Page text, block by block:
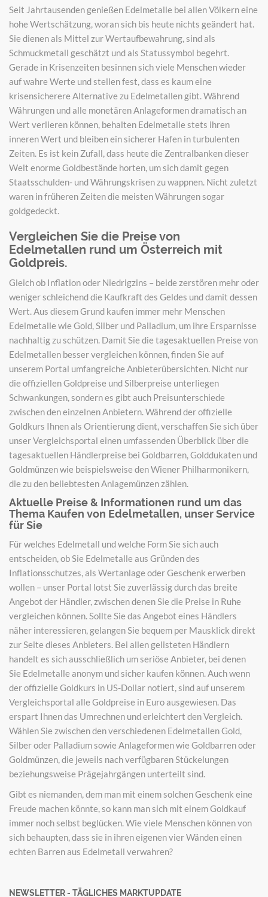
Seit Jahrtausenden genießen Edelmetalle bei allen Völkern eine
hohe Wertschätzung, woran sich bis heute nichts geändert hat.
Sie dienen als Mittel zur Wertaufbewahrung, sind als
Schmuckmetall geschätzt und als Statussymbol begehrt.
Gerade in Krisenzeiten besinnen sich viele Menschen wieder
auf wahre Werte und stellen fest, dass es kaum eine
krisensicherere Alternative zu Edelmetallen gibt. Während
Währungen und alle monetären Anlageformen dramatisch an
Wert verlieren können, behalten Edelmetalle stets ihren
inneren Wert und bleiben ein sicherer Hafen in turbulenten
Zeiten. Es ist kein Zufall, dass heute die Zentralbanken dieser
Welt enorme Goldbestände horten, um sich damit gegen
Staatsschulden- und Währungskrisen zu wappnen. Nicht zuletzt
waren in früheren Zeiten die meisten Währungen sogar
goldgedeckt.
Vergleichen Sie die Preise von
Edelmetallen rund um Österreich mit
Goldpreis.
Gleich ob Inflation oder Niedrigzins – beide zerstören mehr oder
weniger schleichend die Kaufkraft des Geldes und damit dessen
Wert. Aus diesem Grund kaufen immer mehr Menschen
Edelmetalle wie Gold, Silber und Palladium, um ihre Ersparnisse
nachhaltig zu schützen. Damit Sie die tagesaktuellen Preise von
Edelmetallen besser vergleichen können, finden Sie auf
unserem Portal umfangreiche Anbieterübersichten. Nicht nur
die offiziellen Goldpreise und Silberpreise unterliegen
Schwankungen, sondern es gibt auch Preisunterschiede
zwischen den einzelnen Anbietern. Während der offizielle
Goldkurs Ihnen als Orientierung dient, verschaffen Sie sich über
unser Vergleichsportal einen umfassenden Überblick über die
tagesaktuellen Händlerpreise bei Goldbarren, Golddukaten und
Goldmünzen wie beispielsweise den Wiener Philharmonikern,
die zu den beliebtesten Anlagemünzen zählen.
Aktuelle Preise & Informationen rund um das
Thema Kaufen von Edelmetallen, unser Service
für Sie
Für welches Edelmetall und welche Form Sie sich auch
entscheiden, ob Sie Edelmetalle aus Gründen des
Inflationsschutzes, als Wertanlage oder Geschenk erwerben
wollen – unser Portal lotst Sie zuverlässig durch das breite
Angebot der Händler, zwischen denen Sie die Preise in Ruhe
vergleichen können. Sollte Sie das Angebot eines Händlers
näher interessieren, gelangen Sie bequem per Mausklick direkt
zur Seite dieses Anbieters. Bei allen gelisteten Händlern
handelt es sich ausschließlich um seriöse Anbieter, bei denen
Sie Edelmetalle anonym und sicher kaufen können. Auch wenn
der offizielle Goldkurs in US-Dollar notiert, sind auf unserem
Vergleichsportal alle Goldpreise in Euro ausgewiesen. Das
erspart Ihnen das Umrechnen und erleichtert den Vergleich.
Wählen Sie zwischen den verschiedenen Edelmetallen Gold,
Silber oder Palladium sowie Anlageformen wie Goldbarren oder
Goldmünzen, die jeweils nach verfügbaren Stückelungen
beziehungsweise Prägejahrgängen unterteilt sind.
Gibt es niemanden, dem man mit einem solchen Geschenk eine
Freude machen könnte, so kann man sich mit einem Goldkauf
immer noch selbst beglücken. Wie viele Menschen können von
sich behaupten, dass sie in ihren eigenen vier Wänden einen
echten Barren aus Edelmetall verwahren?
NEWSLETTER - TÄGLICHES MARKTUPDATE